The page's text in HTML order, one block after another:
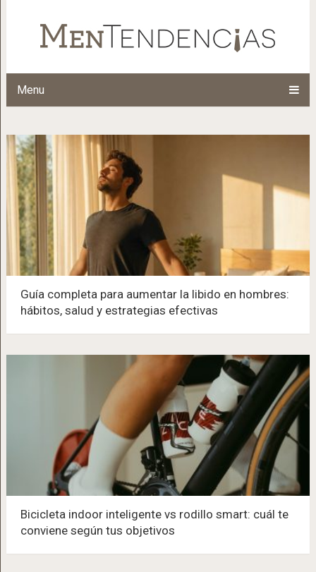
Menu
Guía completa para aumentar la libido en hombres:
hábitos, salud y estrategias efectivas
Bicicleta indoor inteligente vs rodillo smart: cuál te
conviene según tus objetivos